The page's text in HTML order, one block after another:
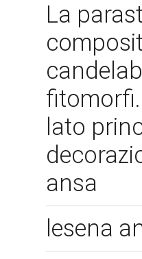
La
lato
ansa
lesena